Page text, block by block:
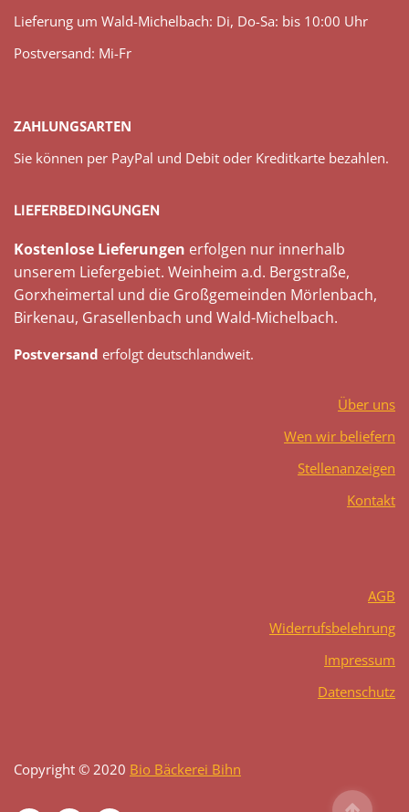
Lieferung um Wald-Michelbach: Di, Do-Sa: bis 10:00 Uhr
Postversand: Mi-Fr
ZAHLUNGSARTEN
Sie können per PayPal und Debit oder Kreditkarte bezahlen.
LIEFERBEDINGUNGEN
Kostenlose Lieferungen erfolgen nur innerhalb
unserem Liefergebiet. Weinheim a.d. Bergstraße,
Gorxheimertal und die Großgemeinden Mörlenbach,
Birkenau, Grasellenbach und Wald-Michelbach.
Postversand erfolgt deutschlandweit.
Über uns
Wen wir beliefern
Stellenanzeigen
Kontakt
AGB
Widerrufsbelehrung
Impressum
Datenschutz
Copyright © 2020 Bio Bäckerei Bihn